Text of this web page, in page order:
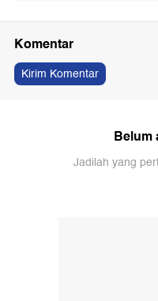
Komentar
Kirim Komentar
Belum
Jadilah yang